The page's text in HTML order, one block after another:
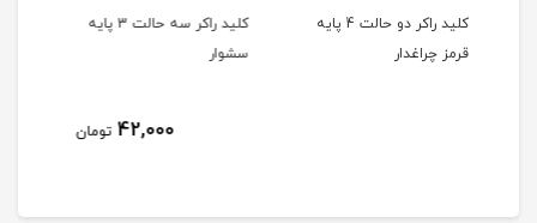
سشوار
35,000